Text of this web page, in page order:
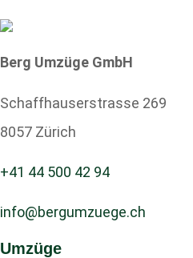
Berg Umzüge GmbH
Schaffhauserstrasse 269
8057 Zürich
+41 44 500 42 94
info@bergumzuege.ch
Umzüge